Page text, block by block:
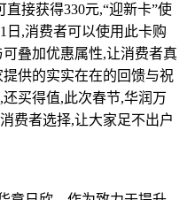
接获得330元,“迎新卡”使
日,消费者可以使用此卡购
叠加优惠属性,让消费者真
供的实实在在的回馈与祝
买得值,此次春节,华润万
费者选择,让大家足不出户